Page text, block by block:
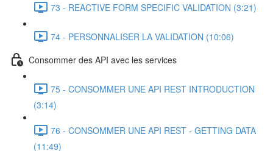
73 - REACTIVE FORM SPECIFIC VALIDATION (3:21)
74 - PERSONNALISER LA VALIDATION (10:06)
Consommer des API avec les services
75 - CONSOMMER UNE API REST INTRODUCTION
(3:14)
76 - CONSOMMER UNE API REST - GETTING DATA
(11:49)